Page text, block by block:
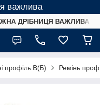
важлива
ДРІБНИЦЯ ВАЖЛИВА /
профіль B(Б) Ремінь